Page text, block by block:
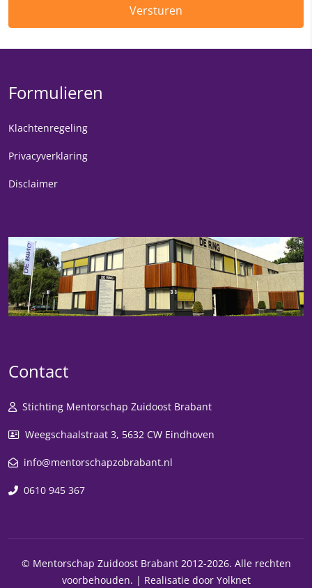
Versturen
Formulieren
Klachtenregeling
Privacyverklaring
Disclaimer
Contact
Stichting Mentorschap Zuidoost Brabant
Weegschaalstraat 3, 5632 CW Eindhoven
info@mentorschapzobrabant.nl
0610 945 367
© Mentorschap Zuidoost Brabant 2012-2026. Alle rechten
voorbehouden. | Realisatie door Yolknet